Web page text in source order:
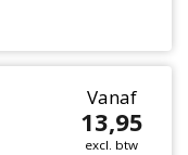
Vanaf
13,95
excl. btw